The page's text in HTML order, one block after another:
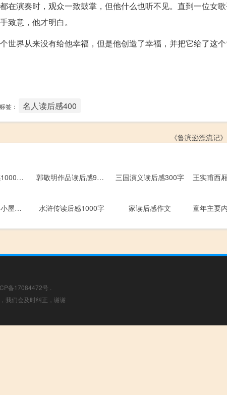
演奏时，观众一致鼓掌，但他什么也听不见。直到一位女歌
致意，他才明白。
世界从来没有给他幸福，但是他创造了幸福，并把它给了这
标签： 名人读后感400
《鲁滨逊漂流记
西游记读后感1000字3篇 郭敬明作品读后感900字 三国演义读后感300字
《汤姆叔叔的小屋》读后感600字 水浒传读后感1000字 家读后感作文
备17084472号
我们会及时纠正，谢谢